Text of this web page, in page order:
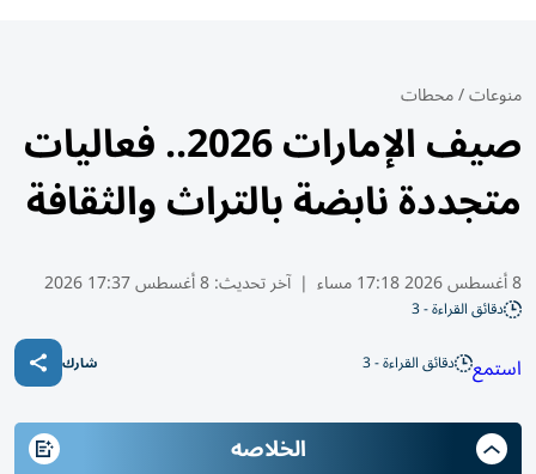
منوعات/محطات
صيف الإمارات 2026.. فعاليات
متجددة نابضة بالتراث والثقافة
8 أغسطس 2026 17:18 مساء | آخر تحديث:8 أغسطس 17:37 2026
دقائق القراءة - 3
استمع دقائق القراءة - 3 شارك
الخلاصه